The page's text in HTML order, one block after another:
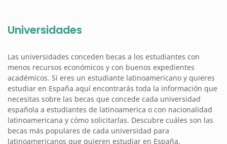
Universidades
Las universidades conceden becas a los estudiantes con
menos recursos económicos y con buenos expedientes
académicos. Si eres un estudiante latinoamericano y quieres
estudiar en España aquí encontrarás toda la información que
necesitas sobre las becas que concede cada universidad
española a estudiantes de latinoamerica o con nacionalidad
latinoamericana y cómo solicitarlas. Descubre cuáles son las
becas más populares de cada universidad para
latinoamericanos que quieren estudiar en España.